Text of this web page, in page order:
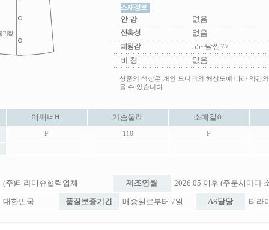
없음
없음
55~날씬77
없음
상품의 색상은 개인 모니터의 해상도에 따라 약간
을 수 있습니다
어깨너비 가슴둘레 소매길이
F 110 F
(주)티라미슈협력업체 제조연월 2026.05 이후 (주문시마다
대한민국 품질보증기간 배송일로부터 7일 AS담당 티라